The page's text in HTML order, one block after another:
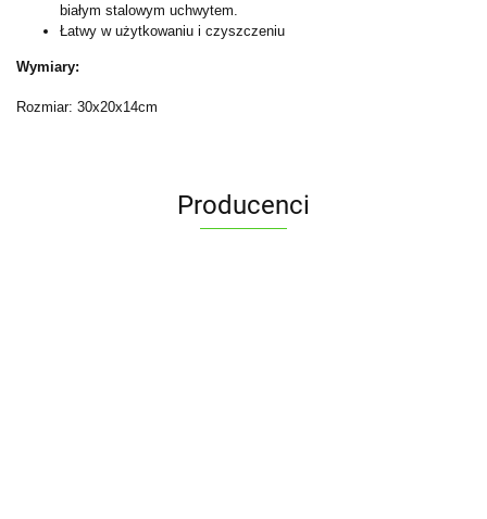
białym stalowym uchwytem.
Łatwy w użytkowaniu i czyszczeniu
Wymiary:
Rozmiar: 30x20x14cm
Producenci